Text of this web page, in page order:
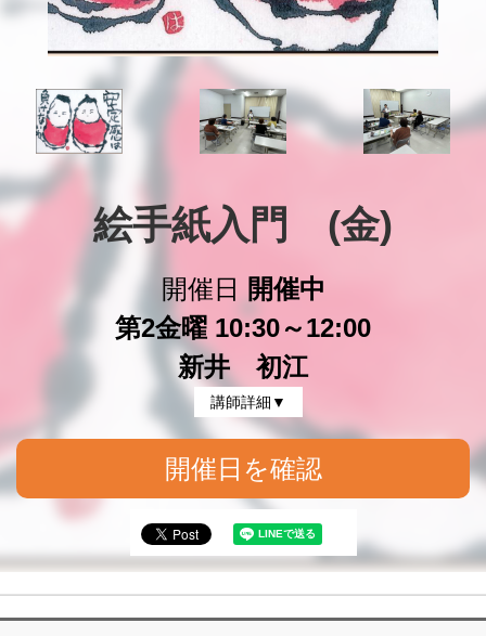
絵手紙入門　(金)
開催日
開催中
第2金曜 10:30～12:00
新井 初江
講師詳細▼
開催日を確認